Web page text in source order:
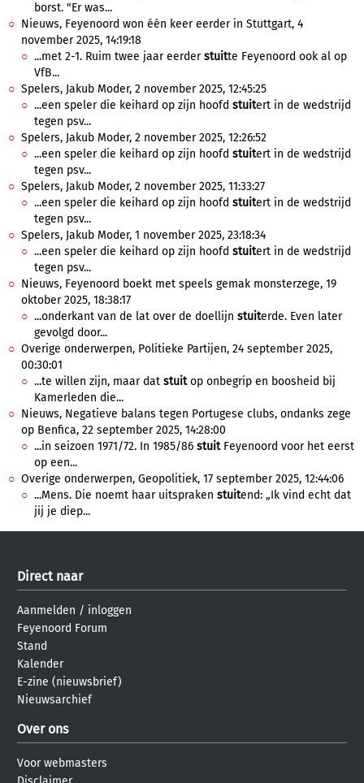
borst. "Er was...
Nieuws, Feyenoord won één keer eerder in Stuttgart, 4
november 2025, 14:19:18
...met 2-1. Ruim twee jaar eerderstuitte Feyenoord ook al op
VfB...
Spelers, Jakub Moder, 2 november 2025, 12:45:25
...een speler die keihard op zijn hoofd stuitert in de wedstrijd
tegen psv...
Spelers, Jakub Moder, 2 november 2025, 12:26:52
...een speler die keihard op zijn hoofd stuitert in de wedstrijd
tegen psv...
Spelers, Jakub Moder, 2 november 2025, 11:33:27
...een speler die keihard op zijn hoofd stuitert in de wedstrijd
tegen psv...
Spelers, Jakub Moder, 1 november 2025, 23:18:34
...een speler die keihard op zijn hoofd stuitert in de wedstrijd
tegen psv...
Nieuws, Feyenoord boekt met speels gemak monsterzege, 19
oktober 2025, 18:38:17
...onderkant van de lat over de doellijn stuiterde. Even later
gevolgd door...
Overige onderwerpen, Politieke Partijen, 24 september 2025,
00:30:01
...te willen zijn, maar dat stuitop onbegrip en boosheid bij
Kamerleden die...
Nieuws, Negatieve balans tegen Portugese clubs, ondanks zege
op Benfica, 22 september 2025, 14:28:00
...in seizoen 1971/72. In 1985/86 stuitFeyenoord voor het eerst
op een...
Overige onderwerpen, Geopolitiek, 17 september 2025, 12:44:06
...Mens. Die noemt haar uitspraken stuitend: „Ik vind echt dat
jij je diep...
Direct naar
Aanmelden / inloggen
Feyenoord Forum
Stand
Kalender
E-zine (nieuwsbrief)
Nieuwsarchief
Over ons
Voor webmasters